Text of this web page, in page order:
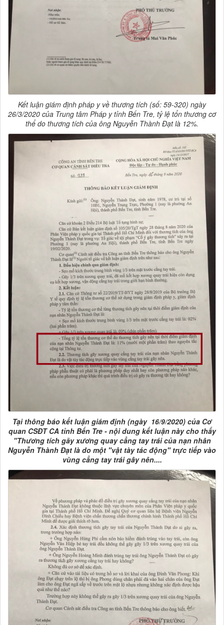
Kết luận giám định pháp y về thương tích (số: 59-320) ngày
26/3/2020 của Trung tâm Pháp y tỉnh Bến Tre, tỷ lệ tổn thương cơ
thể do thương tích của ông Nguyễn Thành Đạt là 12%.
Tại thông báo kết luận giám định (ngày 16/9/2020) của Cơ
quan CSĐT CA tỉnh Bến Tre - nội dung kết luận này cho thấy
"Thương tích gãy xương quay cẳng tay trái của nạn nhân
Nguyễn Thành Đạt là do một "vật tày tác động" trực tiếp vào
vùng cẳng tay trái gây nên....